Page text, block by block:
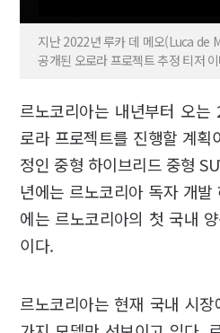
지난 2022년 루카 데 메오(Luca de
공개된 오로라 프로젝트 추정 티저
르노코리아는 내년부터 오
로라 프로젝트를 진행할 계획
정인 중형 하이브리드 중형
년에는 르노코리아 독자 개발
에는 르노코리아의 첫 국내
이다.
르노코리아는 현재 국내 시